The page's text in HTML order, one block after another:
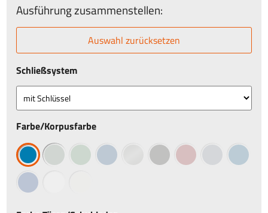
Ausführung zusammenstellen:
Auswahl zurücksetzen
Schließsystem
Farbe/Korpusfarbe